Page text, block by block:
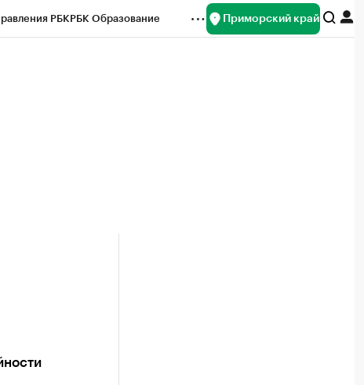
РБКРБК Образование Приморский край